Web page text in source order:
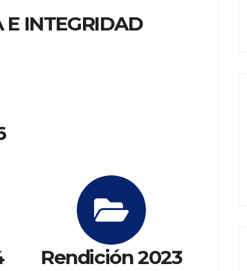
INTEGRIDAD
Rendición 2023